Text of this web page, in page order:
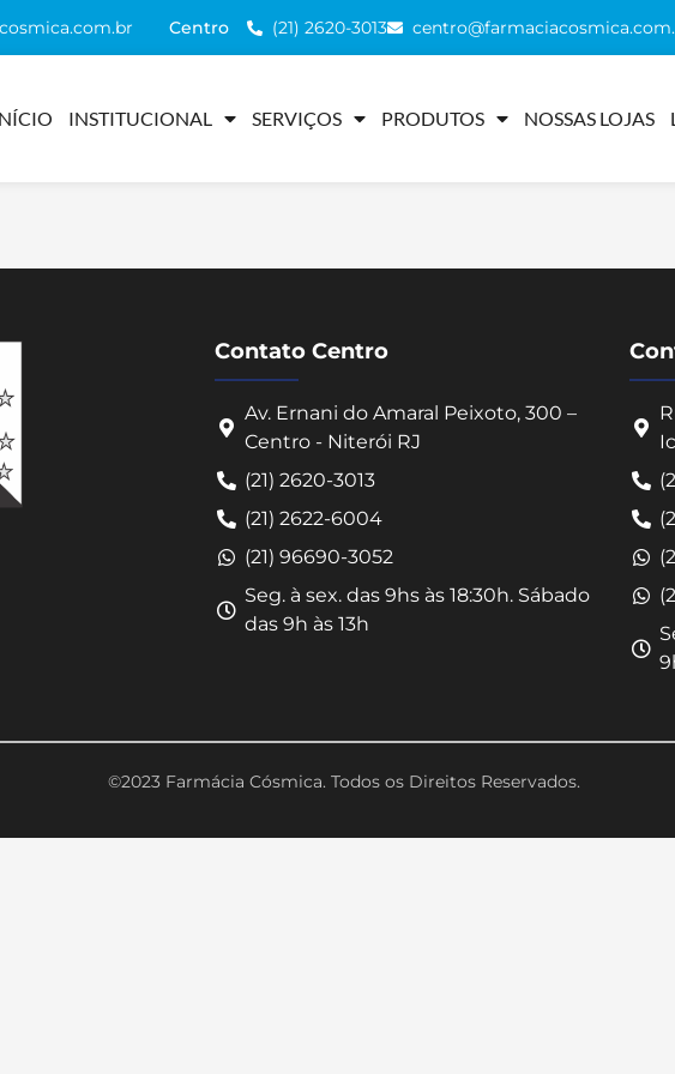
Centro (21) 2620-3013
INSTITUCIONAL SERVIÇOS PRODUTOS NOSSAS LOJAS
Contato Centro
Av. Ernani do Amaral Peixoto, 300 –
Centro - Niterói RJ
(21) 2620-3013
(21) 2622-6004
(21) 96690-3052
Seg. à sex. das 9hs às 18:30h. Sábado
das 9h às 13h
©2023 Farmácia Cósmica. Todos os Direitos Reservados.